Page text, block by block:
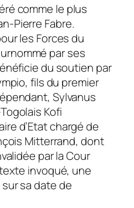
comme le plus
Pierre Fabre.
les Forces du
par ses
du soutien par
fils du premier
Sylvanus
Kofi
d’Etat chargé de
Mitterrand, dont
par la Cour
invoqué, une
sa date de